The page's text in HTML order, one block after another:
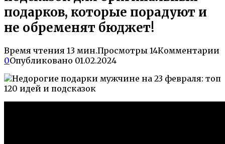
подарков, которые порадуют и
не обременят бюджет!
Время чтения 13 мин.Просмотры 14Комментарии
0Опубликовано 01.02.2024